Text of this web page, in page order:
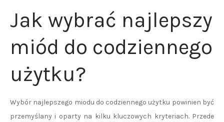
Jak wybrać najlepszy
miód do codziennego
użytku?
Wybór najlepszego miodu do codziennego użytku powinien być
przemyślany i oparty na kilku kluczowych kryteriach. Przede